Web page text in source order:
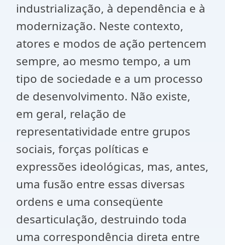
industrialização, à dependência e à
modernização. Neste contexto,
atores e modos de ação pertencem
sempre, ao mesmo tempo, a um
tipo de sociedade e a um processo
de desenvolvimento. Não existe,
em geral, relação de
representatividade entre grupos
sociais, forças políticas e
expressões ideológicas, mas, antes,
uma fusão entre essas diversas
ordens e uma conseqüente
desarticulação, destruindo toda
uma correspondência direta entre